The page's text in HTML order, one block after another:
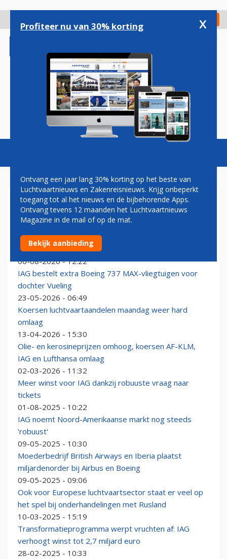
gaan
Check in
Magazine Podcasts Vacatures
IAG
Analyse kwartaalcijfers: Dat vliegen duurder wordt, lijkt
geen probleem voor de reiziger
06-08-2026 - 12:22
IAG bestelt extra Boeing 737 MAX-vliegtuigen voor
dochter Vueling
23-05-2026 - 06:49
Koersen luchtvaartaandelen maandag weer hard
omlaag
13-04-2026 - 15:30
Olie- en kerosineprijzen omhoog, koersen AF-KLM,
IAG en Lufthansa omlaag
02-03-2026 - 11:32
Meer winst voor IAG dankzij robuuste vraag naar
tickets
01-08-2025 - 10:22
IAG noemt Noord-Amerikaanse markt nog steeds
'robuust'
09-05-2025 - 10:30
Moederbedrijf British Airways en Iberia plaatst
miljardenorder bij Airbus en Boeing
09-05-2025 - 09:06
Ook voor Europese luchtvaartsector staat er veel op
het spel bij onderhandelingen met Rusland
10-03-2025 - 15:19
Transformatieprogramma werpt vruchten af: IAG
verhoogt winst tot 2,7 miljard euro
28-02-2025 - 10:33
Profiteer nu van 30% korting x
Ontvang een jaar lang 30% korting op het beste van
Luchtvaartnieuws en Zakenreisnieuws. Krijg onbeperkt
toegang tot al het nieuws en de bijbehorende Apps.
Ontvang tevens 12 maanden het Luchtvaartnieuws
Magazine in de mail of op de mat.
Bekijk aanbieding